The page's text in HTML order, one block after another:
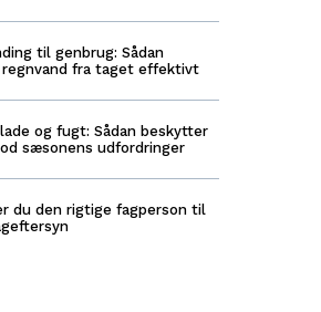
til genbrug: Sådan
fra taget effektivt
og fugt: Sådan beskytter
sæsonens udfordringer
du den rigtige fagperson til